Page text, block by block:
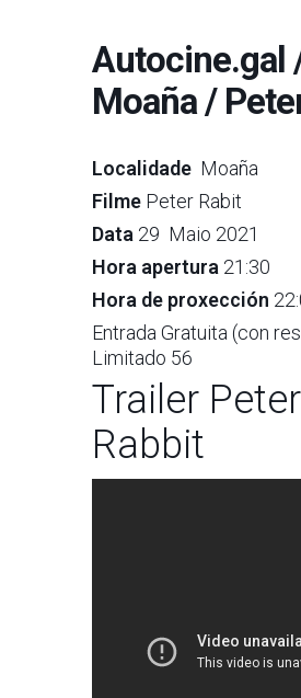
Autocine.gal
Moaña /
Localidade Moaña
Filme Peter Rabit
Data 29 Maio 2021
Hora apertura 21:30
Hora de proxección
Entrada Gratuita (con
Limitado 56
Trailer Peter
Rabbit